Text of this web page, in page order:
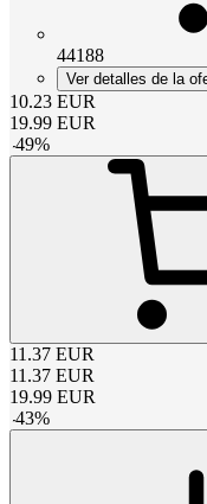
44188
Ver detalles de la
10.23 EUR
19.99 EUR
-49%
11.37 EUR
11.37 EUR
19.99 EUR
-43%